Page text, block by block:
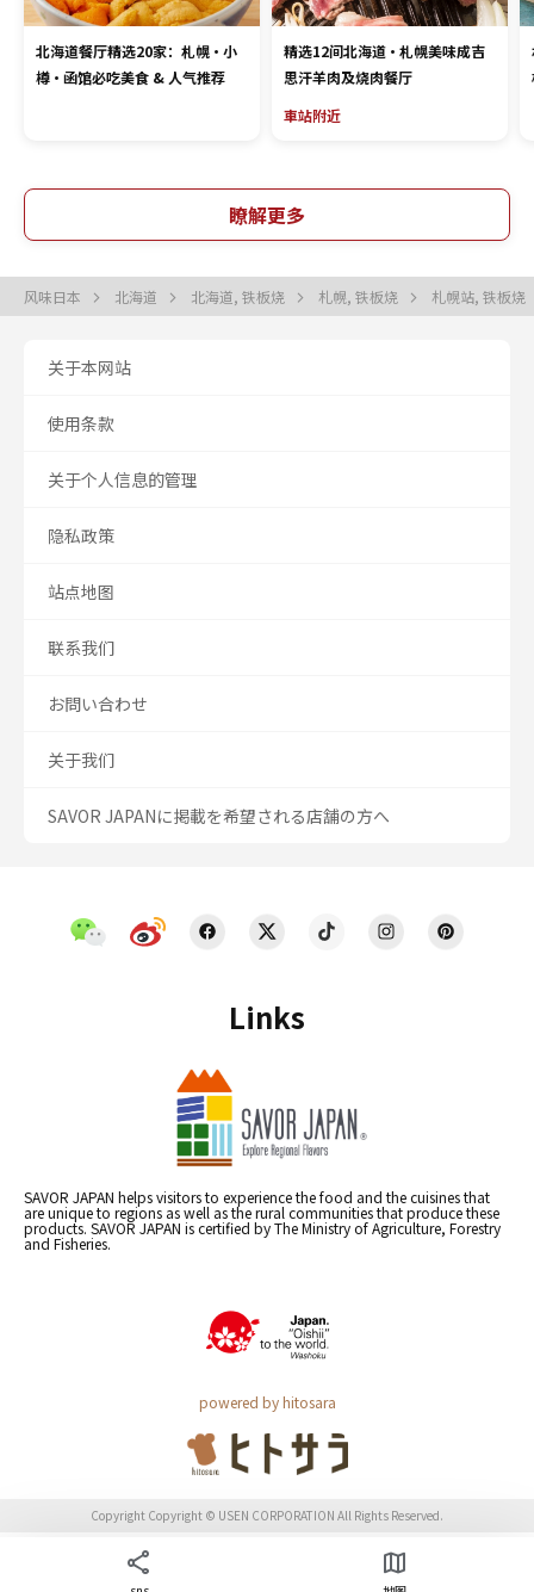
北海道餐厅精选20家：札幌・小
樽・函馆必吃美食 & 人气推荐
精选12间北海道·札幌美味成吉
思汗羊肉及烧肉餐厅
車站附近
瞭解更多
风味日本 北海道 北海道, 铁板烧 札幌, 铁板烧 札幌站, 铁板烧
Links
SAVOR JAPAN helps visitors to experience the food and the cuisines that
are unique to regions as well as the rural communities that produce these
products. SAVOR JAPAN is certified by The Ministry of Agriculture, Forestry
and Fisheries.
powered by hitosara
关于本网站
使用条款
关于个人信息的管理
隐私政策
站点地图
联系我们
お問い合わせ
关于我们
SAVOR JAPANに掲載を希望される店舗の方へ
Copyright Copyright © USEN CORPORATION All Rights Reserved.